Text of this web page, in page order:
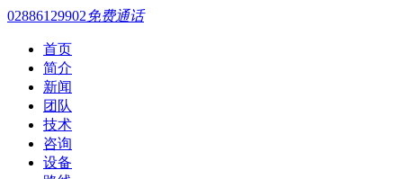
02886129902免费通话
首页
简介
新闻
团队
技术
咨询
设备